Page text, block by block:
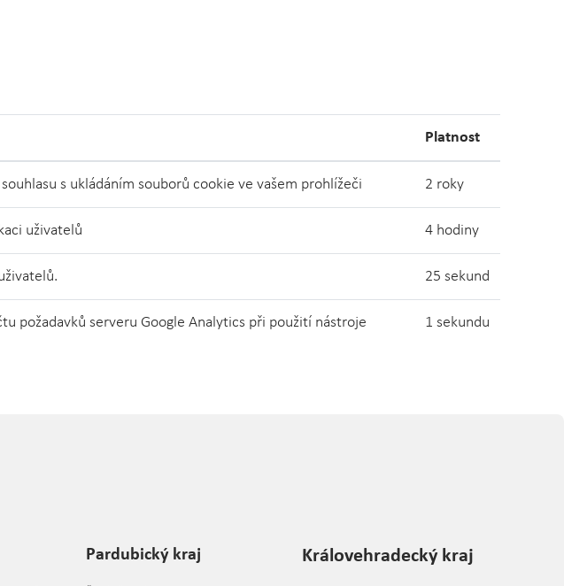
Platnost
s ukládáním souborů cookie ve vašem prohlížeči 2 roky
uživatelů 4 hodiny
25 sekund
požadavků serveru Google Analytics při použití nástroje
1 sekundu
Pardubický kraj Královehradecký kraj